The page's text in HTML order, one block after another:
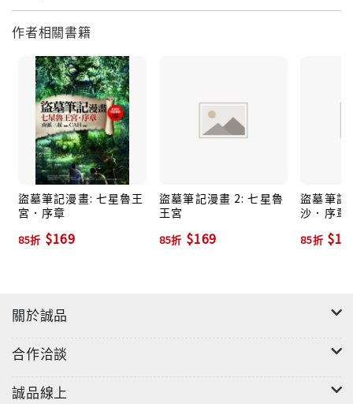
作者相關書籍
盜墓筆記漫畫: 七星魯王
宮．序章
85折 $169
盜墓筆記漫畫 2: 七星魯
王宮
85折 $169
盜墓筆記
沙．序章
85折
關於誠品
合作洽談
誠品線上